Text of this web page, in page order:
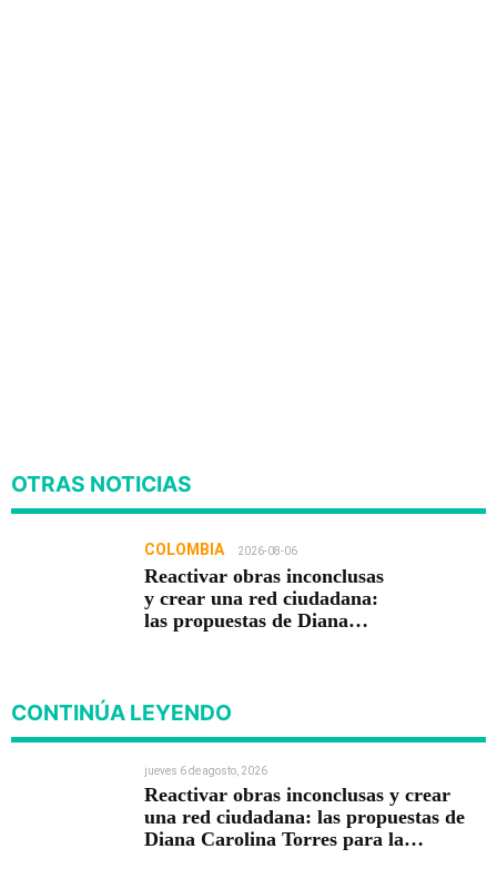
OTRAS NOTICIAS
COLOMBIA 2026-08-06
Reactivar obras inconclusas
y crear una red ciudadana:
las propuestas de Diana
CONTINÚA LEYENDO
jueves 6 de agosto, 2026
Reactivar obras inconclusas y crear
una red ciudadana: las propuestas de
Diana Carolina Torres para la